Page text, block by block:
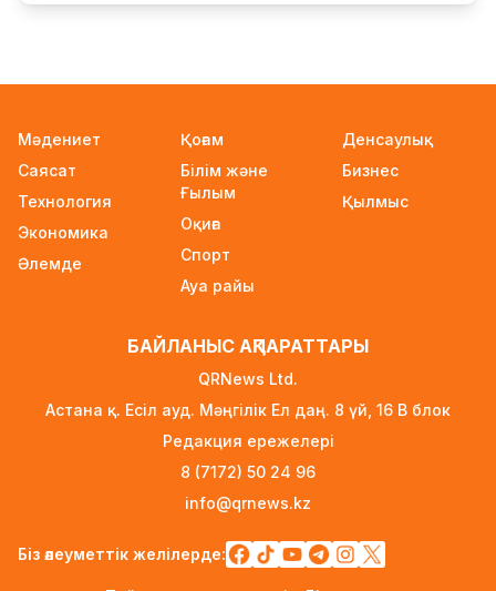
тапсырды
Жастардан банк карталарын сатып алып,
интернет-алаяқтарға өткізген күдікті ұсталды
19 сағат бұрын
Алматының Ақжар шағынауданында 36
шақырым жолға асфальт төселді
Рақымшылық аясында қанша адам босатылды?
АҚШ пен Иран Ормуз бұғазы бойынша
келісімге келуге жақын
Белгілі режиссер Ардақ Әмірқұлов өмірден өтті
Министрлік қазақстандық жүргізушілерге
Мәдениет
Саясат
Технология
Экономика
Әлемде
Қоғам
Білім және
Ғылым
Оқиға
Спорт
Ауа райы
Денсаулық
Бизнес
Қылмыс
БАЙЛАНЫС АҚПАРАТТАРЫ
QRNews Ltd.
Астана қ. Есіл ауд. Мәңгілік Ел даң. 8 үй, 16 B блок
Редакция ережелері
8 (7172) 50 24 96
info@qrnews.kz
Біз әлеуметтік желілерде: